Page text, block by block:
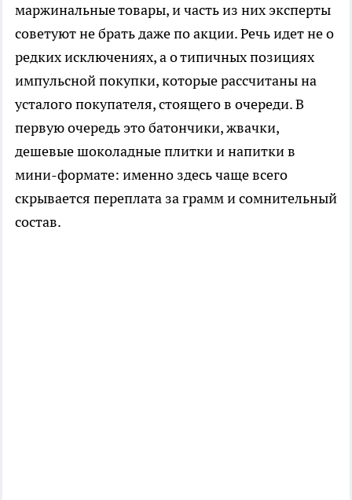
маржинальные товары, и часть из них эксперты
советуют не брать даже по акции. Речь идет не о
редких исключениях, а о типичных позициях
импульсной покупки, которые рассчитаны на
усталого покупателя, стоящего в очереди. В
первую очередь это батончики, жвачки,
дешевые шоколадные плитки и напитки в
мини-формате: именно здесь чаще всего
скрывается переплата за грамм и сомнительный
состав.